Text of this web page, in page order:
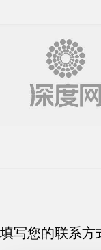
填写您的联系方